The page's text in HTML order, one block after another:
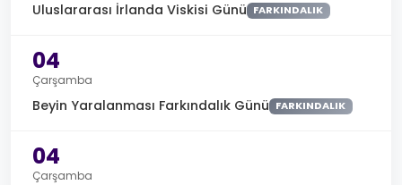
Uluslararası İrlanda Viskisi Günü FARKINDALIK
04
Çarşamba
Beyin Yaralanması Farkındalık Günü FARKINDALIK
04
Çarşamba